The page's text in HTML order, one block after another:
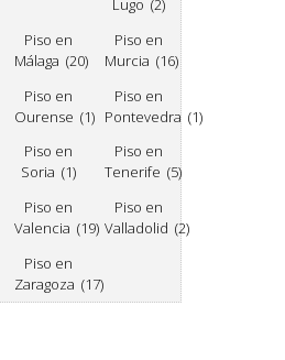
Lugo (2)
Piso en
Málaga (20)
Piso en
Murcia (16)
Piso en
Ourense (1)
Piso en
Pontevedra (1)
Piso en
Soria (1)
Piso en
Tenerife (5)
Piso en
Valencia (19)
Piso en
Valladolid (2)
Piso en
Zaragoza (17)